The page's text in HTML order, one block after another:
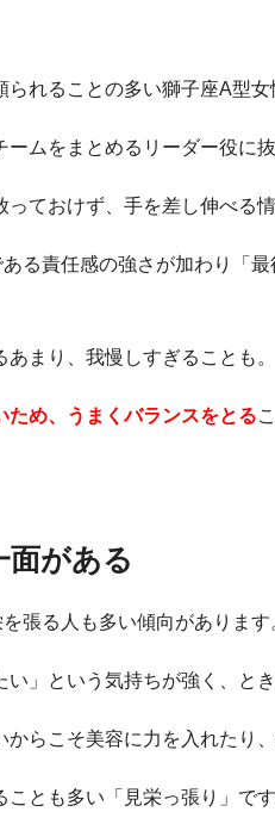
れることの多い獅子座A型女
ムをまとめるリーダー役に
っておけず、手を差し伸べる
る責任感の強さが加わり「
まり、我慢しすぎることも。
ため、うまくバランスをとる
面がある
張る人も多い傾向があります
い」という気持ちが強く、と
からこそ美容に力を入れたり
とも多い「見栄っ張り」です